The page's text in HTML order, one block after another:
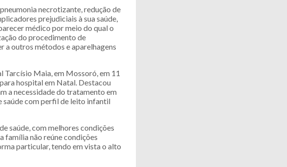
necrotizante, redução de
prejudiciais à sua saúde,
médico por meio do qual o
do procedimento de
a outros métodos e aparelhagens
Tarcísio Maia, em Mossoró, em 11
hospital em Natal. Destacou
a necessidade do tratamento em
saúde com perfil de leito infantil
saúde, com melhores condições
família não reúne condições
particular, tendo em vista o alto